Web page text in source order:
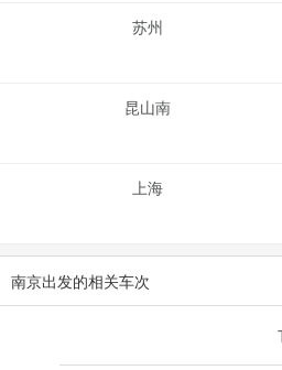
苏州
昆山南
上海
南京出发的相关车次